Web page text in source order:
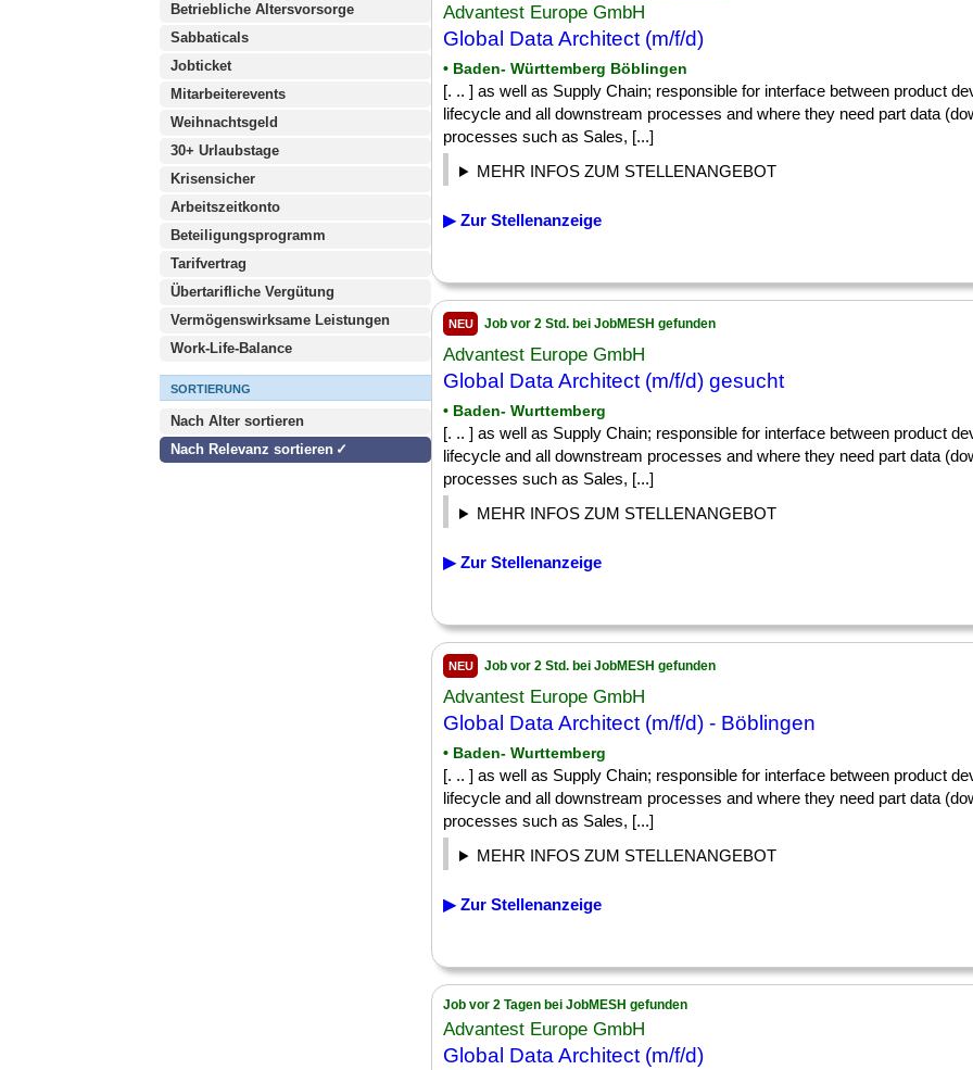
Betriebliche Altersvorsorge
Sabbaticals
Jobticket
Mitarbeiterevents
Weihnachtsgeld
30+ Urlaubstage
Krisensicher
Arbeitszeitkonto
Beteiligungsprogramm
Tarifvertrag
Übertarifliche Vergütung
Vermögenswirksame Leistungen
Work-Life-Balance
SORTIERUNG
Nach Alter sortieren
Nach Relevanz sortieren
Advantest Europe GmbH
Global Data Architect (m/f/d)
• Baden- Württemberg Böblingen
[. .. ] as well as Supply Chain; responsible for interface between product
lifecycle and all downstream processes and where they need part data
processes such as Sales, [...]
MEHR INFOS ZUM STELLENANGEBOT
▶ Zur Stellenanzeige
NEU Job vor 2 Std. bei JobMESH gefunden
Advantest Europe GmbH
Global Data Architect (m/f/d) gesucht
• Baden- Wurttemberg
[. .. ] as well as Supply Chain; responsible for interface between product
lifecycle and all downstream processes and where they need part data
processes such as Sales, [...]
MEHR INFOS ZUM STELLENANGEBOT
▶ Zur Stellenanzeige
NEU Job vor 2 Std. bei JobMESH gefunden
Advantest Europe GmbH
Global Data Architect (m/f/d) - Böblingen
• Baden- Wurttemberg
[. .. ] as well as Supply Chain; responsible for interface between product
lifecycle and all downstream processes and where they need part data
processes such as Sales, [...]
MEHR INFOS ZUM STELLENANGEBOT
▶ Zur Stellenanzeige
Job vor 2 Tagen bei JobMESH gefunden
Advantest Europe GmbH
Global Data Architect (m/f/d)